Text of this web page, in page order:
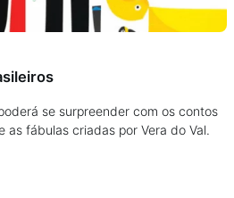
se surpreender com os contos
as fábulas criadas por Vera do Val.